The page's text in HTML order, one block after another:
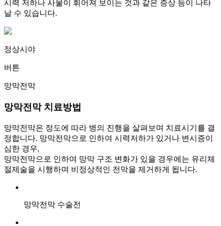
시력 저하나 사물이 휘어져 보이는 것과 같은 증상 등이 나타
날 수 있습니다.
정상시야
버튼
망막전막
망막전막치료방법
망막전막은 정도에 따라 병의 진행을 살펴보며 치료시기를 결
정합니다. 망막전막으로 인하여 시력저하가 있거나 변시증이
심한 경우,
망막전막으로 인하여 망막 구조 변화가 있을 경우에는 유리체
절제술을 시행하며 비정상적인 전막을 제거하게 됩니다.
망막전막 수술전